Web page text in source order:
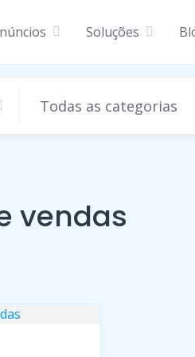
Soluções
Todas as categorias
vendas